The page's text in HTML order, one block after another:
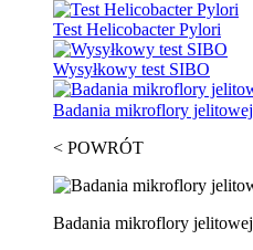
Test Helicobacter Pylori
Wysyłkowy test SIBO
Badania mikroflory jelitowej
< POWRÓT
Badania mikroflory jelitowej